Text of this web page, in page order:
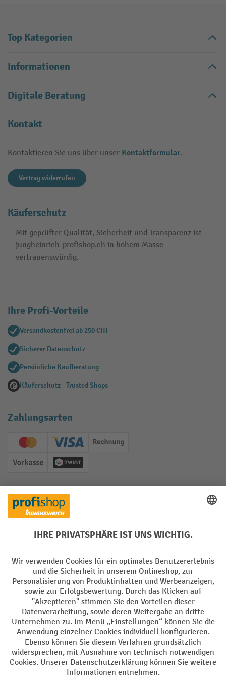
Top Kategorien
Informationen
Digitale Beratung
Kontakt
Kontaktieren Sie uns über unser Kontaktformular.
Vertrag widerrufen
Käuferschutz
Mit geprüfter Qualität, Sicherheit und Transparenz ist
jungheinrich-profishop.ch in hohem Masse
vertrauenswürdig.
Ihre Profi-Vorteile
Versandkostenfrei ab 250 CHF
Sicherer Datenschutz
Persönliche Kaufberatung
Käuferschutz - Trusted Shops
Zahlungsarten
Creditcard (Master)Creditcard (Visa)
Rechnung
Vorkasse Twint
Soziale Netzwerke
Facebook
YouTube
LinkedInInstagram
Sprachen
DE FR
AGB Impressum Datenschutz Privacy Settings
Alle Preise exkl. gesetzl. Mehrwertsteuer zzgl.Versandkostenund ggf.
Nachnahmegebühren, wenn nicht anders angegeben.
¹ Der Rabatt gilt so lange der Vorrat reicht. Der Rabatt gilt nicht auf